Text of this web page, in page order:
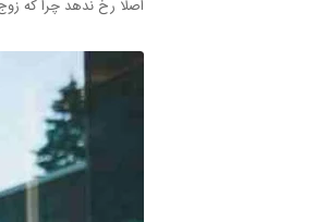
اصلا رخ ندهد چرا که